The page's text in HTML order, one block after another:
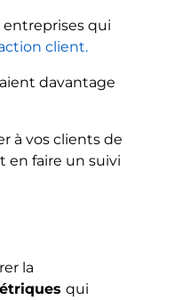
entreprises qui
client.
davantage
à vos clients de
en faire un suivi
la
qui